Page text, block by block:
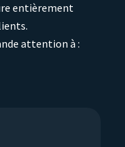
entièrement
attention à :